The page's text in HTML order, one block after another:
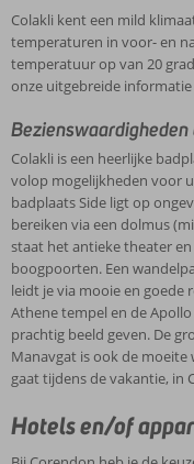
Colakli kent een mild
temperaturen in voor- en
temperatuur op van 20
onze uitgebreide
Colakli is een heerlijke
volop mogelijkheden voor
badplaats Side ligt op
bereiken via een dolmus
staat het antieke theater
boogpoorten. Een
leidt je via mooie en goede
Athene tempel en de
prachtig beeld geven. De
Manavgat is ook de moeite
gaat tijdens de vakantie, in
Hotels en/of